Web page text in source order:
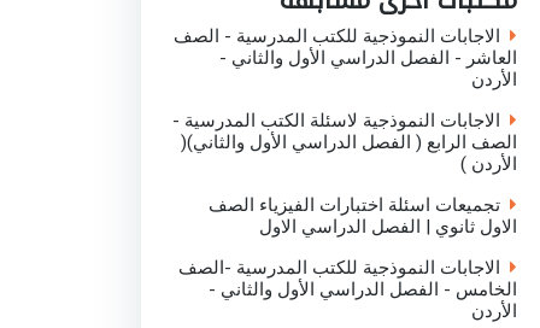
الاجابات النموذجية للكتب المدرسية - الصف
العاشر - الفصل الدراسي الأول والثاني -
الأردن
الاجابات النموذجية لاسئلة الكتب المدرسية -
الصف الرابع ( الفصل الدراسي الأول والثاني)(
الأردن )
تجميعات اسئلة اختبارات الفيزياء الصف
الاول ثانوي | الفصل الدراسي الاول
الاجابات النموذجية للكتب المدرسية -الصف
الخامس - الفصل الدراسي الأول والثاني -
الأردن